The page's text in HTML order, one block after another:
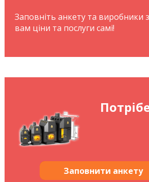
Заповніть анкету та виробники
вам ціни та послуги самі!
Заповнити анкету